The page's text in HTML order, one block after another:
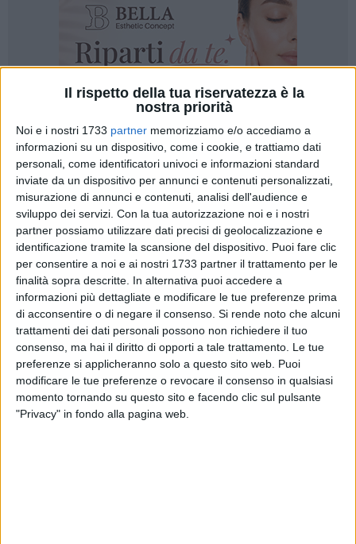
Il rispetto della tua riservatezza è la
nostra priorità
Noi e i nostri 1733 partner memorizziamo e/o accediamo a
informazioni su un dispositivo, come i cookie, e trattiamo dati
personali, come identificatori univoci e informazioni standard
inviate da un dispositivo per annunci e contenuti personalizzati,
misurazione di annunci e contenuti, analisi dell'audience e
sviluppo dei servizi. Con la tua autorizzazione noi e i nostri
partner possiamo utilizzare dati precisi di geolocalizzazione e
identificazione tramite la scansione del dispositivo. Puoi fare clic
per consentire a noi e ai nostri 1733 partner il trattamento per le
finalità sopra descritte. In alternativa puoi accedere a
informazioni più dettagliate e modificare le tue preferenze prima
di acconsentire o di negare il consenso. Si rende noto che alcuni
trattamenti dei dati personali possono non richiedere il tuo
consenso, ma hai il diritto di opporti a tale trattamento. Le tue
preferenze si applicheranno solo a questo sito web. Puoi
modificare le tue preferenze o revocare il consenso in qualsiasi
momento tornando su questo sito e facendo clic sul pulsante
"Privacy" in fondo alla pagina web.
19
Una necessaria verifica del progetto "eco-estramurale" con
una confronto che possa passare in consiglio comunale e
soprattutto attraverso l'istituzione di un tavolo tecnico ad
hoc. È quanto richiedono i consiglieri comunali Ignazio
Salerno, Gabriele Diaferia, Luigi Perrone, Leonardo Bucci,
Michele Lotito, Gaetano Fuzio, Massimo Torelli, Vincenzo
Mastrodonato e Michele Bovino, che in una nota inviata alla
presidente del consiglio comunale di Corato ribadiscono la